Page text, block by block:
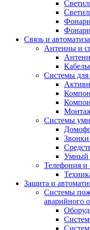
Связь и
Антенны и
Системы для
Системы
Умный
Телефония и
Защита и
Системы
аварийного